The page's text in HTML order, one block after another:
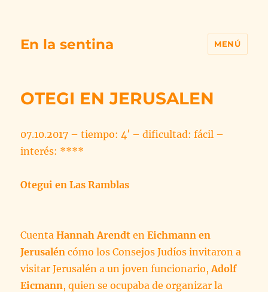
En la sentina MENÚ
OTEGI EN JERUSALEN
07.10.2017 – tiempo: 4′ – dificultad: fácil –
interés: ****
Otegui en Las Ramblas
CuentaHannah Arendt en Eichmann en
Jerusalén cómo los Consejos Judíos invitaron a
visitar Jerusalén a un joven funcionario,Adolf
Eicmann, quien se ocupaba de organizar la